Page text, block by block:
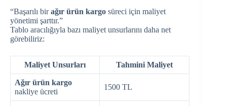
“Başarılı birağır ürün kargo süreci için maliyet
yönetimi şarttır.”
Tablo aracılığıyla bazı maliyet unsurlarını daha net
görebiliriz:
Maliyet Unsurları Tahmini Maliyet
Ağır ürün kargo
nakliye ücreti
1500 TL